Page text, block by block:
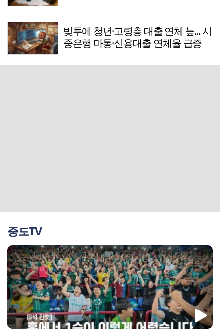
빚투에 청년·고령층 대출 연체 늪... 시
중은행 마통·신용대출 연체율 급증
중도TV